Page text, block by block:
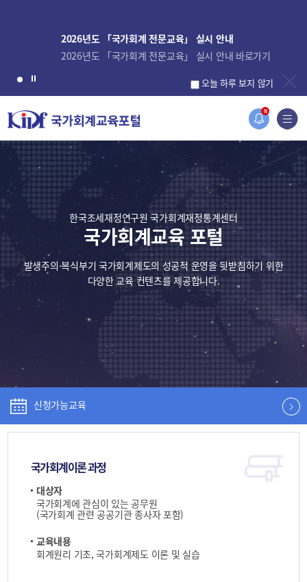
N
2026년도 「국가회계 전문교육」 실시 안내
2026년도 「국가회계 전문교육」 실시 안내 바로가기
오늘 하루 보지 않기
한국조세재정연구원 국가회계재정통계센터
국가회계교육 포털
발생주의·복식부기 국가회계제도의 성공적 운영을 뒷받침하기 위한
다양한 교육 컨텐츠를 제공합니다.
신청가능교육
국가회계이론 과정
대상자
국가회계에 관심이 있는 공무원
(국가회계 관련 공공기관 종사자 포함)
교육내용
회계원리 기초, 국가회계제도 이론 및 실습